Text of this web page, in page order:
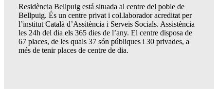
Residència Bellpuig está situada al centre del poble de
Bellpuig. És un centre privat i col.laborador acreditat per
l’institut Català d’Assitència i Serveis Socials. Assistència
les 24h del dia els 365 dies de l’any. El centre disposa de
67 places, de les quals 37 són públiques i 30 privades, a
més de tenir places de centre de dia.